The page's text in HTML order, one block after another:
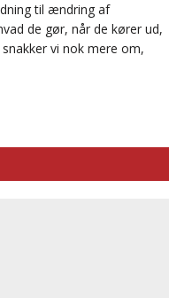
til ændring af
de gør, når de kører ud,
vi nok mere om,